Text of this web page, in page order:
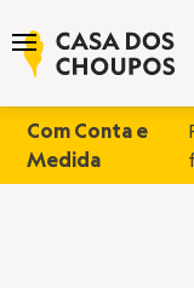
Com Conta e
Medida